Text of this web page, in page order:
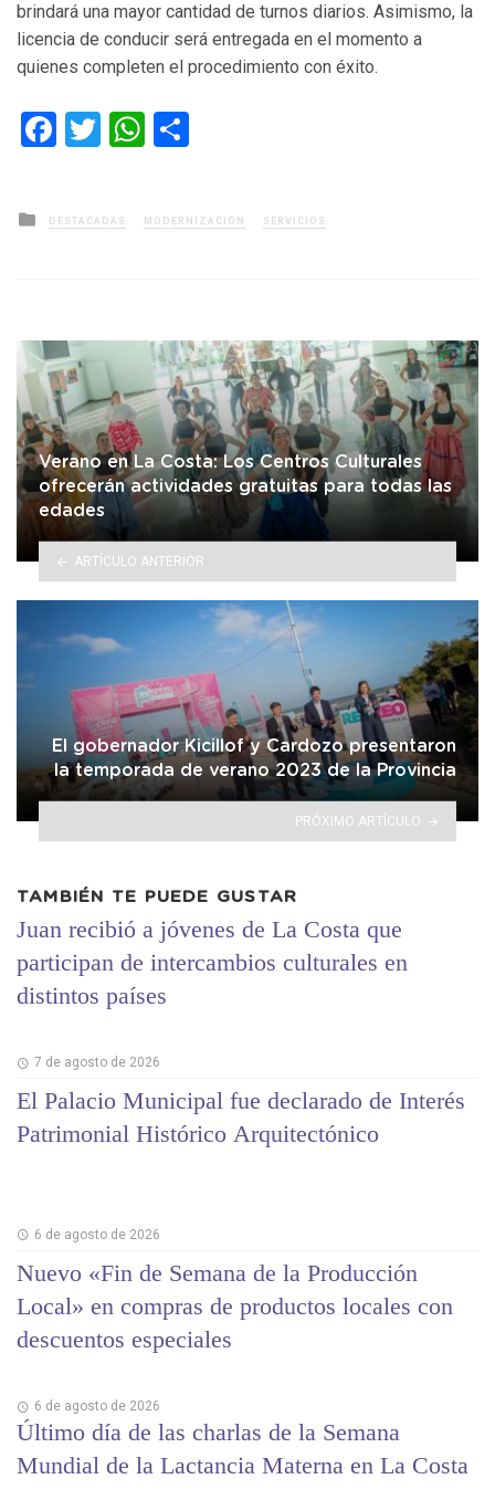
brindará una mayor cantidad de turnos diarios. Asimismo, la
licencia de conducir será entregada en el momento a
quienes completen el procedimiento con éxito.
Facebook
TwitterWhatsApp
Posted
in
DESTACADAS MODERNIZACIÓN SERVICIOS
Verano en La Costa: Los Centros Culturales
ofrecerán actividades gratuitas para todas las
edades
ARTÍCULO ANTERIOR
El gobernador Kicillof y Cardozo presentaron
la temporada de verano 2023 de la Provincia
PRÓXIMO ARTÍCULO
TAMBIÉN TE PUEDE GUSTAR
Juan recibió a jóvenes de La Costa que
participan de intercambios culturales en
distintos países
7 de agosto de 2026
El Palacio Municipal fue declarado de Interés
Patrimonial Histórico Arquitectónico
6 de agosto de 2026
Nuevo «Fin de Semana de la Producción
Local» en compras de productos locales con
descuentos especiales
6 de agosto de 2026
Último día de las charlas de la Semana
Mundial de la Lactancia Materna en La Costa